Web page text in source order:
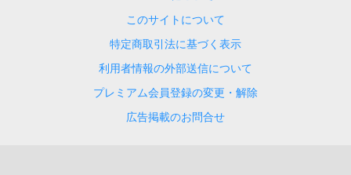
このサイトについて
特定商取引法に基づく表示
利用者情報の外部送信について
プレミアム会員登録の変更・解除
広告掲載のお問合せ